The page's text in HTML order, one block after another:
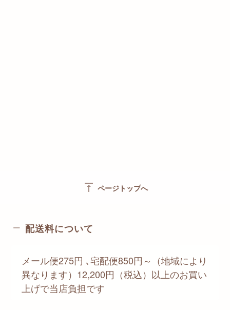
vertical_align_top ページトップへ
配送料について
メール便275円 ､宅配便850円～（地域により
異なります）12,200円（税込）以上のお買い
上げで当店負担です